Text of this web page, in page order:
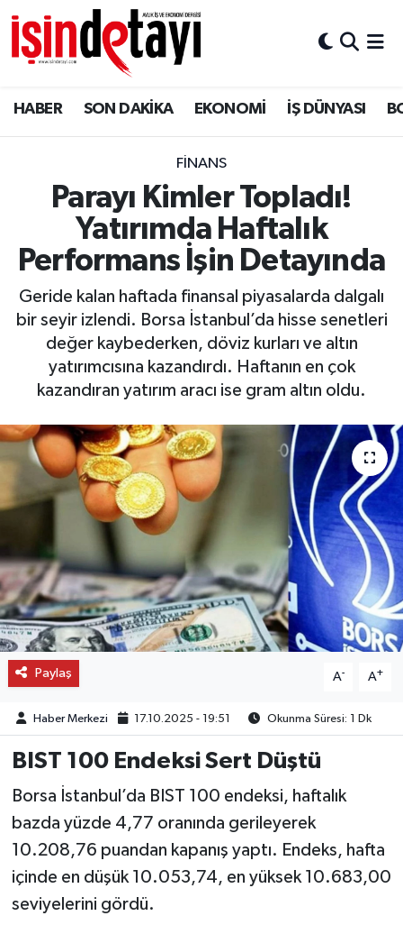
HABER SON DAKİKA EKONOMİ İŞ DÜNYASI
FİNANS
Parayı Kimler Topladı!
Yatırımda Haftalık
Performans İşin Detayında
Geride kalan haftada finansal piyasalarda dalgalı
bir seyir izlendi. Borsa İstanbul’da hisse senetleri
değer kaybederken, döviz kurları ve altın
yatırımcısına kazandırdı. Haftanın en çok
kazandıran yatırım aracı ise gram altın oldu.
Paylaş A- A+
Haber Merkezi 17.10.2025 - 19:51 Okunma Süresi: 1 Dk
BIST 100 Endeksi Sert Düştü
Borsa İstanbul’da BIST 100 endeksi, haftalık
bazda yüzde 4,77 oranında gerileyerek
10.208,76 puandan kapanış yaptı. Endeks, hafta
içinde en düşük 10.053,74, en yüksek 10.683,00
seviyelerini gördü.
DÜNYA
Eğitim
ENERJİ HABERİ
GAYRİMENKUL
HABER
LOJİSTİK
MAGAZİN
OTO DETAY
SAĞLIK
SON DAKİKA
SPOR
FİNANS
Nöbetçi Eczaneler
Hava Durumu
İstanbul Namaz Vakitleri
Trafik Durumu
Süper Lig Puan Durumu ve Fikstür
Tüm Manşetler
Son Dakika Haberleri
Haber Arşivi